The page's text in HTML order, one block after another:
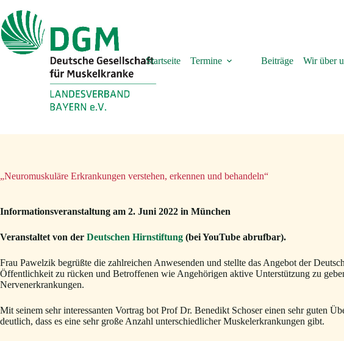
Inhalt
springen
Startseite Termine Beiträge Wir über
„Neuromuskuläre Erkrankungen verstehen, erkennen und behandeln“
Informationsveranstaltung am 2. Juni 2022 in München
Veranstaltet von der Deutschen Hirnstiftung (bei YouTube abrufbar).
Frau Pawelzik begrüßte die zahlreichen Anwesenden und stellte das Angebot der
Öffentlichkeit zu rücken und Betroffenen wie Angehörigen aktive Unterstützung zu
Nervenerkrankungen.
Mit seinem sehr interessanten Vortrag bot Prof Dr. Benedikt Schoser einen sehr guten
deutlich, dass es eine sehr große Anzahl unterschiedlicher Muskelerkrankungen gibt.